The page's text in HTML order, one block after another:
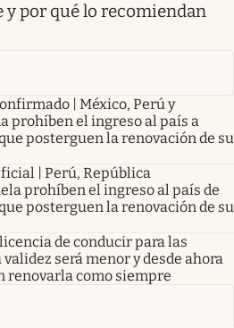
y por qué lo recomiendan
| México, Perú y
prohíben el ingreso al país a
posterguen la renovación de su
| Perú, República
prohíben el ingreso al país de
posterguen la renovación de su
de conducir para las
será menor y desde ahora
renovarla como siempre